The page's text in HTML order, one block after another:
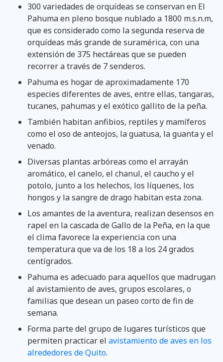
300 variedades de orquídeas se conservan en El
Pahuma en pleno bosque nublado a 1800 m.s.n.m,
que es considerado como la segunda reserva de
orquídeas más grande de suramérica, con una
extensión de 375 hectáreas que se pueden
recorrer a través de 7 senderos.
Pahuma es hogar de aproximadamente 170
especies diferentes de aves, entre ellas, tangaras,
tucanes, pahumas y el exótico gallito de la peña.
También habitan anfibios, reptiles y mamíferos
como el oso de anteojos, la guatusa, la guanta y el
venado.
Diversas plantas arbóreas como el arrayán
aromático, el canelo, el chanul, el caucho y el
potolo, junto a los helechos, los líquenes, los
hongos y la sangre de drago habitan esta zona.
Los amantes de la aventura, realizan desensos en
rapel en la cascada de Gallo de la Peña, en la que
el clima favorece la experiencia con una
temperatura que va de los 18 a los 24 grados
centígrados.
Pahuma es adecuado para aquellos que madrugan
al avistamiento de aves, grupos escolares, o
familias que desean un paseo corto de fin de
semana.
Forma parte del grupo de lugares turísticos que
permiten practicar el avistamiento de aves en los
alrededores de Quito.